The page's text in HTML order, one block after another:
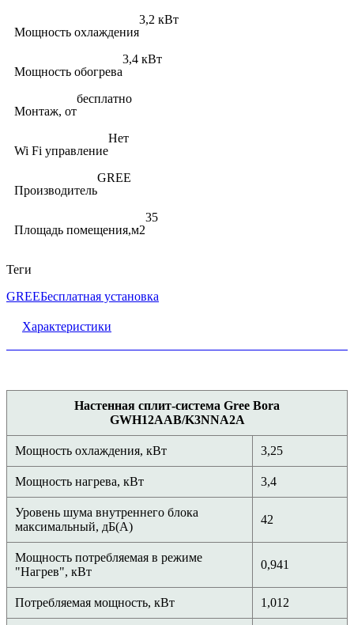
Мощность охлаждения
3,2 кВт
Мощность обогрева
3,4 кВт
Монтаж, от
бесплатно
Wi Fi управление
Нет
Производитель
GREE
Площадь помещения,м2
35
Теги
GREEБесплатная установка
Характеристики
Настенная сплит-система Gree Bora
GWH12AAB/K3NNA2A
Мощность охлаждения, кВт 3,25
Мощность нагрева, кВт 3,4
Уровень шума внутреннего блока
максимальный, дБ(А)
42
Мощность потребляемая в режиме
"Нагрев", кВт
0,941
Потребляемая мощность, кВт 1,012